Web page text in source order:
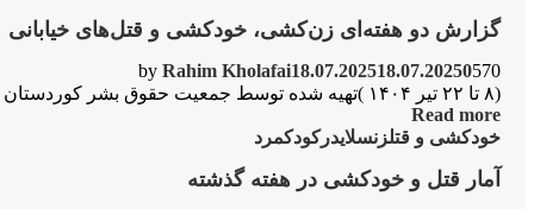
گزارش دو هفته‌ای زن‌کشی، خودکشی و قتل‌های خیابانی
by Rahim Kholafai18.07.202518.07.20250570
(۸ تا ۲۲ تیر ۱۴۰۴ )تهیه شده توسط جمعیت حقوق بشر کوردستان ؛ (KMMK) در ایران امروز، در سایه‌ی بعد از جنگ چند روزه و...
Read more
خودکشی و قتلزنسلایدرکودکمرد
آمار قتل و خودکشی در هفته گذشتە